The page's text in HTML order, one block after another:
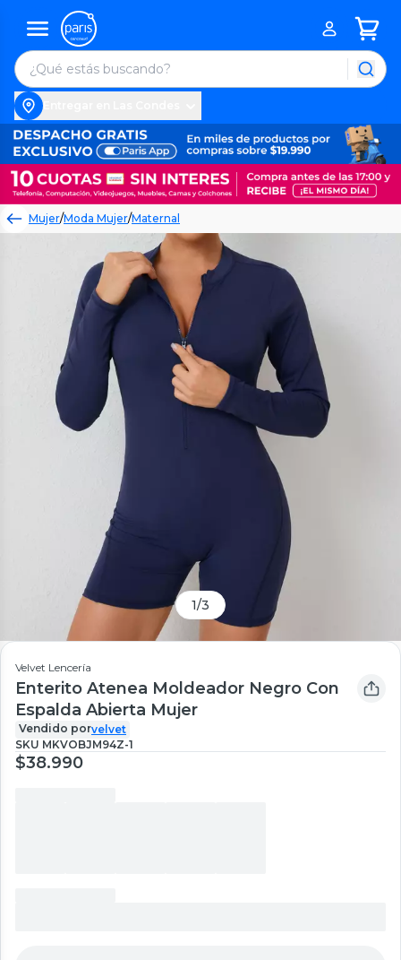
Mujer/Moda Mujer/Maternal
1/3
Velvet Lencería
Enterito Atenea Moldeador Negro Con
Espalda Abierta Mujer
Vendido porvelvet
SKU MKVOBJM94Z-1
$38.990